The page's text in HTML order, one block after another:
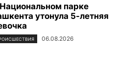
парке
утонула 5-летняя
06.08.2026